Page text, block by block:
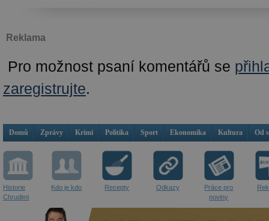
Reklama
Pro možnost psaní komentářů se
zaregistrujte.
Domů Zprávy Krimi Politika Sport Ekonomika Kultura Od
Historie
Chrudimi
Kdo je kdo Recepty Odkazy
Práce pro
noviny